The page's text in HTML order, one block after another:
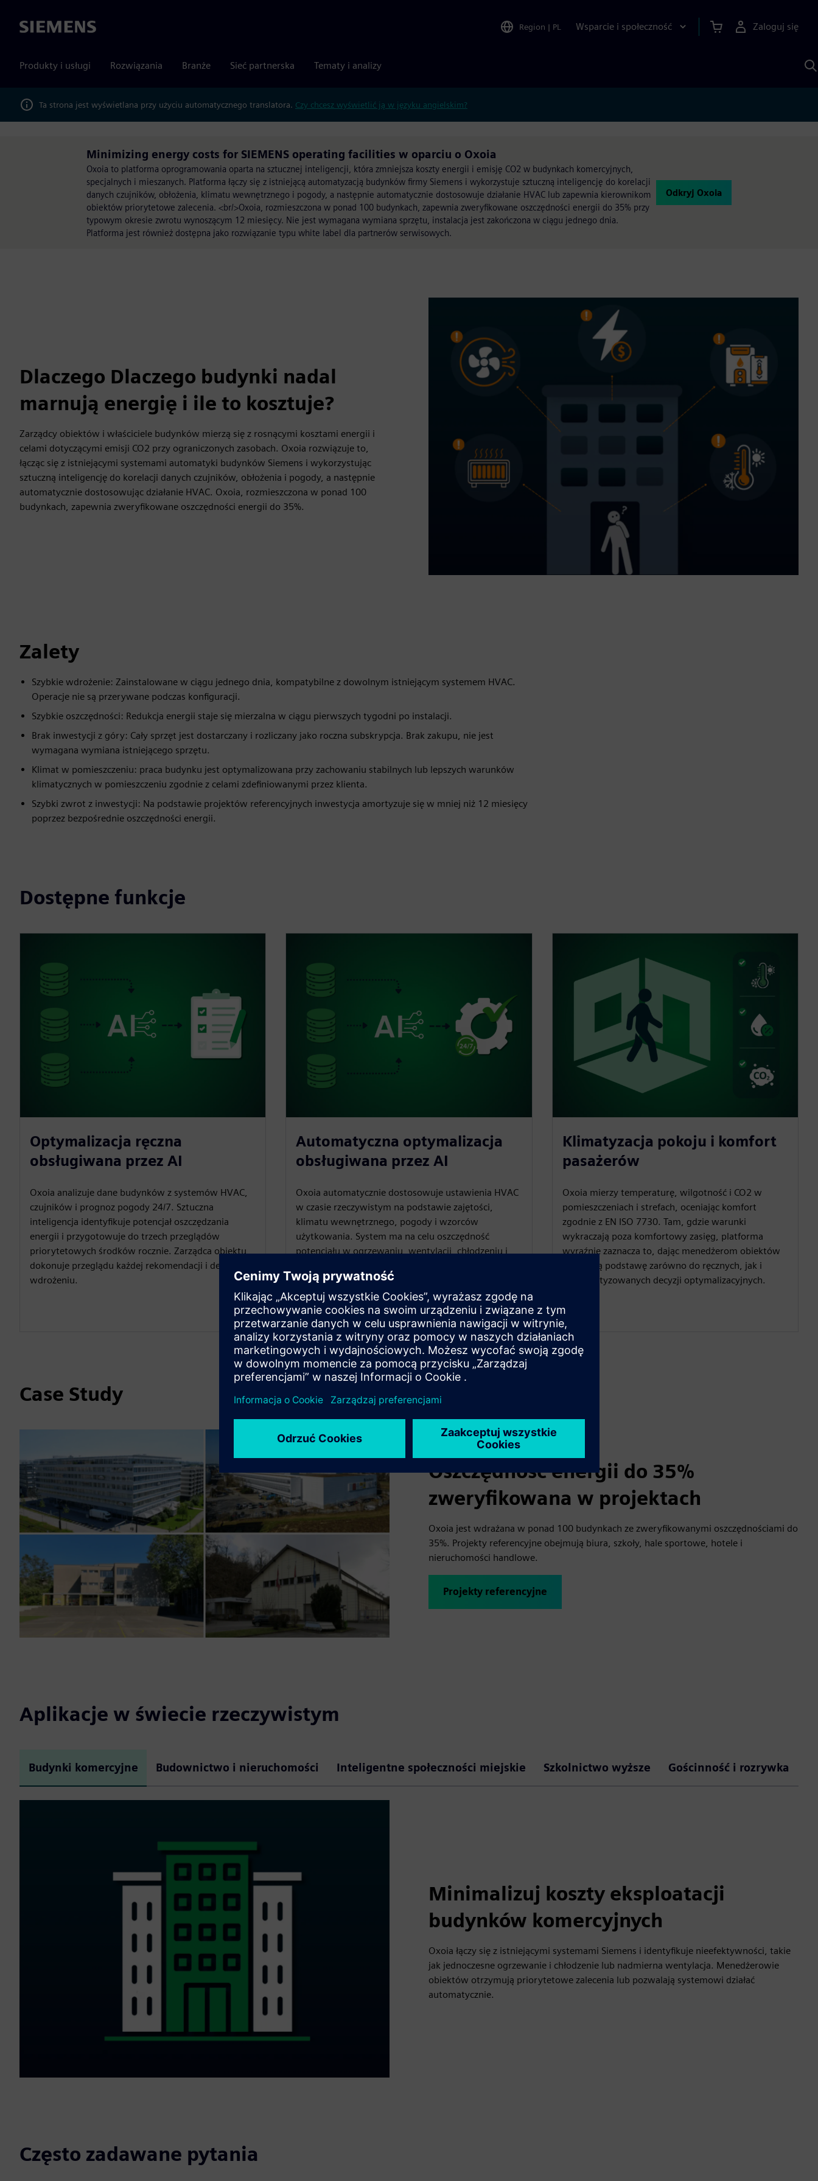
Siemens Region | PL Wsparcie i społeczność Zaloguj się
Produkty i usługi Rozwiązania Branże Sieć partnerska Tematy i analizy
Ta strona jest wyświetlana przy użyciu automatycznego translatora. Czy chcesz wyświetlić ją w języku angielskim?
Minimizing energy costs for SIEMENS operating facilities w oparciu o Oxoia
Oxoia to platforma oprogramowania oparta na sztucznej inteligencji, która zmniejsza koszty energii i emisję CO2 w budynkach komercyjnych,
specjalnych i mieszanych. Platforma łączy się z istniejącą automatyzacją budynków firmy Siemens i wykorzystuje sztuczną inteligencję do korelacji
danych czujników, obłożenia, klimatu wewnętrznego i pogody, a następnie automatycznie dostosowuje działanie HVAC lub zapewnia kierownikom
obiektów priorytetowe zalecenia. <br/>Oxoia, rozmieszczona w ponad 100 budynkach, zapewnia zweryfikowane oszczędności energii do 35% przy
typowym okresie zwrotu wynoszącym 12 miesięcy. Nie jest wymagana wymiana sprzętu, instalacja jest zakończona w ciągu jednego dnia.
Platforma jest również dostępna jako rozwiązanie typu white label dla partnerów serwisowych.
Odkryj Oxoia
Dlaczego Dlaczego budynki nadal
marnują energię i ile to kosztuje?
Zarządcy obiektów i właściciele budynków mierzą się z rosnącymi kosztami energii i
celami dotyczącymi emisji CO2 przy ograniczonych zasobach. Oxoia rozwiązuje to,
łącząc się z istniejącymi systemami automatyki budynków Siemens i wykorzystując
sztuczną inteligencję do korelacji danych czujników, obłożenia i pogody, a następnie
automatycznie dostosowując działanie HVAC. Oxoia, rozmieszczona w ponad 100
budynkach, zapewnia zweryfikowane oszczędności energii do 35%.
Zalety
Szybkie wdrożenie: Zainstalowane w ciągu jednego dnia, kompatybilne z dowolnym istniejącym systemem HVAC.
Operacje nie są przerywane podczas konfiguracji.
Szybkie oszczędności: Redukcja energii staje się mierzalna w ciągu pierwszych tygodni po instalacji.
Brak inwestycji z góry: Cały sprzęt jest dostarczany i rozliczany jako roczna subskrypcja. Brak zakupu, nie jest
wymagana wymiana istniejącego sprzętu.
Klimat w pomieszczeniu: praca budynku jest optymalizowana przy zachowaniu stabilnych lub lepszych warunków
klimatycznych w pomieszczeniu zgodnie z celami zdefiniowanymi przez klienta.
Szybki zwrot z inwestycji: Na podstawie projektów referencyjnych inwestycja amortyzuje się w mniej niż 12 miesięcy
poprzez bezpośrednie oszczędności energii.
Dostępne funkcje
Optymalizacja ręczna
obsługiwana przez AI
Oxoia analizuje dane budynków z systemów HVAC,
czujników i prognoz pogody 24/7. Sztuczna
inteligencja identyfikuje potencjał oszczędzania
energii i przygotowuje do trzech przeglądów
priorytetowych środków rocznie. Zarządca obiektu
dokonuje przeglądu każdej rekomendacji i decyduje o
wdrożeniu.
Automatyczna optymalizacja
obsługiwana przez AI
Oxoia automatycznie dostosowuje ustawienia HVAC
w czasie rzeczywistym na podstawie zajętości,
klimatu wewnętrznego, pogody i wzorców
użytkowania. System ma na celu oszczędność
potencjału w ogrzewaniu, wentylacji, chłodzeniu i
widoczność i może interweniować w dowolnym
momencie.
Klimatyzacja pokoju i komfort
pasażerów
Oxoia mierzy temperaturę, wilgotność i CO2 w
pomieszczeniach i strefach, oceniając komfort
zgodnie z EN ISO 7730. Tam, gdzie warunki
wykraczają poza komfortowy zasięg, platforma
wyraźnie zaznacza to, dając menedżerom obiektów
faktyczną podstawę zarówno do ręcznych, jak i
zautomatyzowanych decyzji optymalizacyjnych.
Case Study
Oszczędność energii do 35%
zweryfikowana w projektach
Oxoia jest wdrażana w ponad 100 budynkach ze zweryfikowanymi oszczędnościami do
35%. Projekty referencyjne obejmują biura, szkoły, hale sportowe, hotele i
nieruchomości handlowe.
Projekty referencyjne
Aplikacje w świecie rzeczywistym
Budynki komercyjne Budownictwo i nieruchomości Inteligentne społeczności miejskie Szkolnictwo wyższe Gościnność i rozrywka
Minimalizuj koszty eksploatacji
budynków komercyjnych
Oxoia łączy się z istniejącymi systemami Siemens i identyfikuje nieefektywności, takie
jak jednoczesne ogrzewanie i chłodzenie lub nadmierna wentylacja. Menedżerowie
obiektów otrzymują priorytetowe zalecenia lub pozwalają systemowi działać
automatycznie.
Często zadawane pytania